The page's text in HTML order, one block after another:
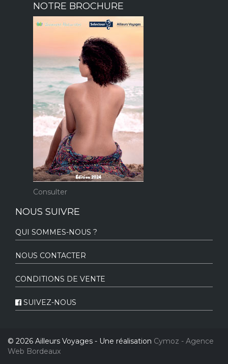
NOTRE BROCHURE
Consulter
NOUS SUIVRE
QUI SOMMES-NOUS ?
NOUS CONTACTER
CONDITIONS DE VENTE
SUIVEZ-NOUS
© 2026 Ailleurs Voyages - Une réalisation Cymoz - Agence
Web Bordeaux